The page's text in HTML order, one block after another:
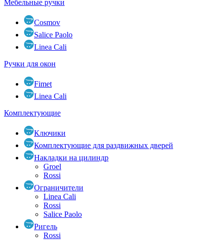
Мебельные ручки
Cosmov
Salice Paolo
Linea Cali
Ручки для окон
Fimet
Linea Cali
Комплектующие
Ключики
Комплектующие для раздвижных дверей
Накладки на цилиндр
Groel
Rossi
Ограничители
Linea Cali
Rossi
Salice Paolo
Ригель
Rossi